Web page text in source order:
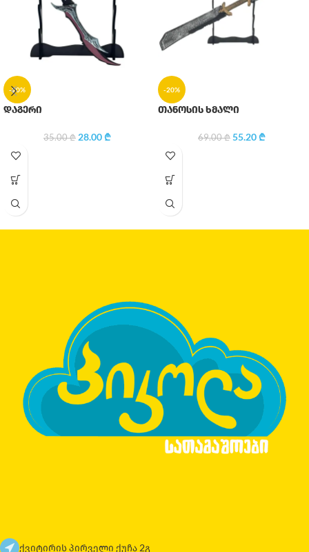
-20%
დაგერი
35.00₾ 28.00₾
-20%
თანოსის ხმალი
69.00₾ 55.20₾
ქვიტირის პირველი ქუჩა 2გ